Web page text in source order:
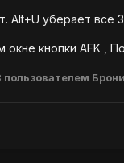
Alt+U уберает все
окне кнопки AFK ,
пользователем